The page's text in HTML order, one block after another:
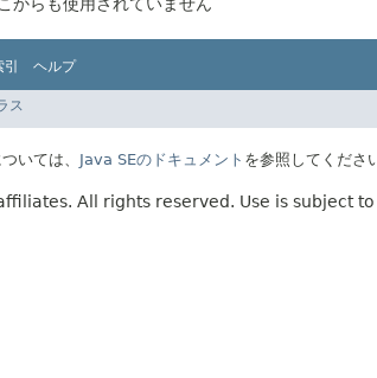
引 ヘルプ
ス
いては、 Java SEのドキュメント を参照してくださ
All rights reserved. Use is subject to